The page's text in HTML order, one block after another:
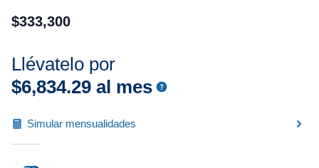
$333,300
Llévatelo por
$6,834.29 al mes
Simular mensualidades